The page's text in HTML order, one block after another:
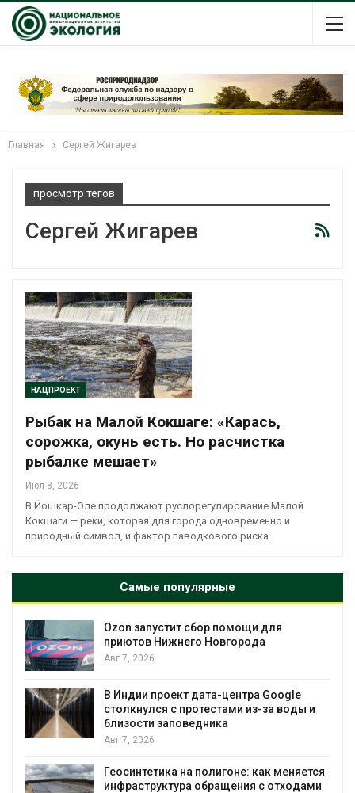
Главная Сергей Жигарев
просмотр тегов
Сергей Жигарев
НАЦПРОЕКТ
Рыбак на Малой Кокшаге: «Карась,
сорожка, окунь есть. Но расчистка
рыбалке мешает»
Июл 8, 2026
В Йошкар-Оле продолжают руслорегулирование Малой
Кокшаги — реки, которая для города одновременно и
природный символ, и фактор паводкового риска
Самые популярные
Ozon запустит сбор помощи для
приютов Нижнего Новгорода
Авг 7, 2026
В Индии проект дата-центра Google
столкнулся с протестами из-за воды и
близости заповедника
Авг 7, 2026
Геосинтетика на полигоне: как меняется
инфраструктура обращения с отходами